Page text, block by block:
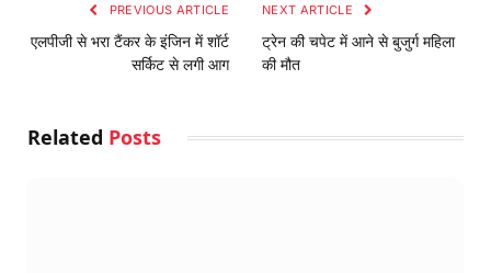
PREVIOUS ARTICLE
एलपीजी से भरा टैंकर के इंजिन में शॉर्ट
सर्किट से लगी आग
NEXT ARTICLE
ट्रेन की चपेट में आने से बुजुर्ग महिला
की मौत
Related Posts